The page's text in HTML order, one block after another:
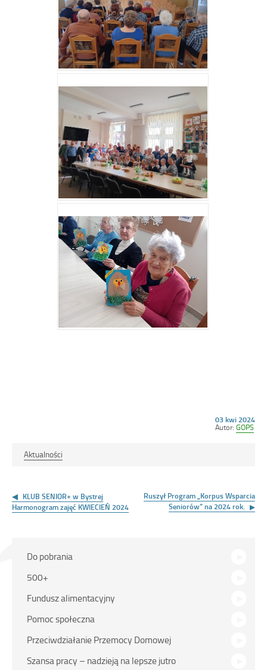
Opublikowano
w
03 kwi 2024
Autor: GOPS
Aktualności
wpisu
KLUB SENIOR+ w Bystrej
Harmonogram zajęć KWIECIEŃ 2024
Ruszył Program „Korpus Wsparcia
Seniorów” na 2024 rok.
skróty
Do pobrania
500+
Fundusz alimentacyjny
Pomoc społeczna
Przeciwdziałanie Przemocy Domowej
Szansa pracy – nadzieją na lepsze jutro